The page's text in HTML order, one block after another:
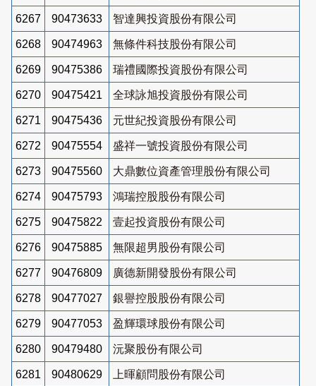
6267 90473633 智達興投資股份有限公司
6268 90474963 無條件科技股份有限公司
6269 90475386 瑞禮國際投資股份有限公司
6270 90475421 全球詠旭投資股份有限公司
6271 90475436 元世紀投資股份有限公司
6272 90475554 盛祥一號投資股份有限公司
6273 90475560 大鼎數位資產管理股份有限公司
6274 90475793 鴻瑞控股股份有限公司
6275 90475822 壹起投資股份有限公司
6276 90475885 無限超男股份有限公司
6277 90476809 廣德新開發股份有限公司
6278 90477027 銀譽控股股份有限公司
6279 90477053 盈輝環球股份有限公司
6280 90479480 沅聚股份有限公司
6281 90480629 上暉顧問股份有限公司